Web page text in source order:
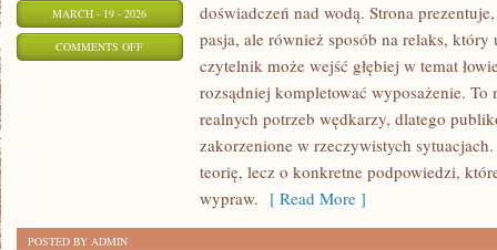
MARCH - 19 - 2026
COMMENTS OFFON
WĘDKARSTWO
doświadczeń nad wodą. Strona
pasja, ale również sposób na relaks,
czytelnik może wejść głębiej w temat
rozsądniej kompletować wyposażenie. To
realnych potrzeb wędkarzy, dlatego
zakorzenione w rzeczywistych
teorię, lecz o konkretne podpowiedzi,
wypraw. [ Read More ]
POSTED BY ADMIN